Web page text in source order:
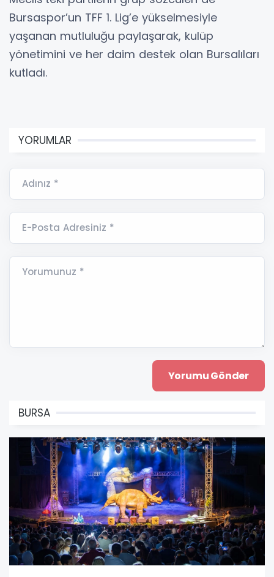
Bursaspor’un TFF 1. Lig’e yükselmesiyle
yaşanan mutluluğu paylaşarak, kulüp
yönetimini ve her daim destek olan Bursalıları
kutladı.
YORUMLAR
Adınız *
E-Posta Adresiniz *
Yorumunuz *
BURSA